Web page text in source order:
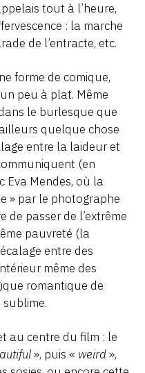
tout à l’heure,
: la marche
de l’entracte, etc.
forme de comique,
peu à plat. Même
le burlesque que
quelque chose
entre la laideur et
(en
Eva Mendes, où la
» par le photographe
de passer de l’extrême
pauvreté (la
entre des
même des
romantique de
au centre du film : le
», puis « weird»,